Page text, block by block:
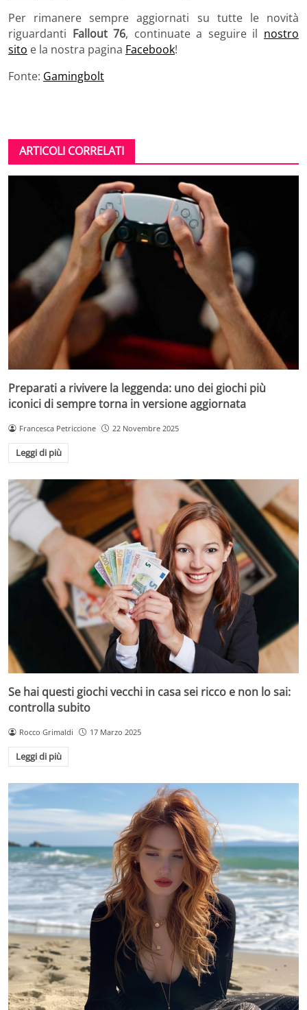
Per rimanere sempre aggiornati su tutte le novità
riguardanti Fallout 76, continuate a seguire il nostro
sito e la nostra pagina Facebook!
Fonte: Gamingbolt
ARTICOLI CORRELATI
Preparati a rivivere la leggenda: uno dei giochi più
iconici di sempre torna in versione aggiornata
Francesca Petriccione 22 Novembre 2025
Leggi di più
Se hai questi giochi vecchi in casa sei ricco e non lo sai:
controlla subito
Rocco Grimaldi 17 Marzo 2025
Leggi di più